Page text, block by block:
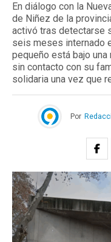
En diálogo con la
de Niñez de la
activó tras detectarse
seis meses internado
pequeño está bajo
sin contacto con su
solidaria una vez que
Por